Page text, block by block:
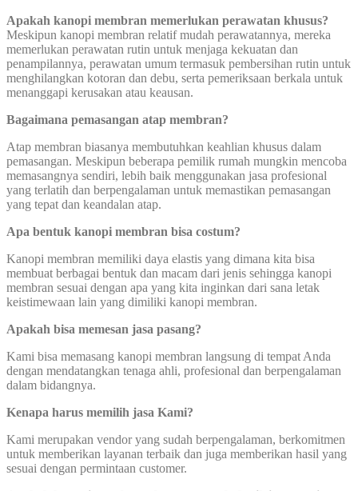
Apakah kanopi membran memerlukan perawatan khusus?
Meskipun kanopi membran relatif mudah perawatannya, mereka
memerlukan perawatan rutin untuk menjaga kekuatan dan
penampilannya, perawatan umum termasuk pembersihan rutin untuk
menghilangkan kotoran dan debu, serta pemeriksaan berkala untuk
menanggapi kerusakan atau keausan.
Bagaimana pemasangan atap membran?
Atap membran biasanya membutuhkan keahlian khusus dalam
pemasangan. Meskipun beberapa pemilik rumah mungkin mencoba
memasangnya sendiri, lebih baik menggunakan jasa profesional
yang terlatih dan berpengalaman untuk memastikan pemasangan
yang tepat dan keandalan atap.
Apa bentuk kanopi membran bisa costum?
Kanopi membran memiliki daya elastis yang dimana kita bisa
membuat berbagai bentuk dan macam dari jenis sehingga kanopi
membran sesuai dengan apa yang kita inginkan dari sana letak
keistimewaan lain yang dimiliki kanopi membran.
Apakah bisa memesan jasa pasang?
Kami bisa memasang kanopi membran langsung di tempat Anda
dengan mendatangkan tenaga ahli, profesional dan berpengalaman
dalam bidangnya.
Kenapa harus memilih jasa Kami?
Kami merupakan vendor yang sudah berpengalaman, berkomitmen
untuk memberikan layanan terbaik dan juga memberikan hasil yang
sesuai dengan permintaan customer.